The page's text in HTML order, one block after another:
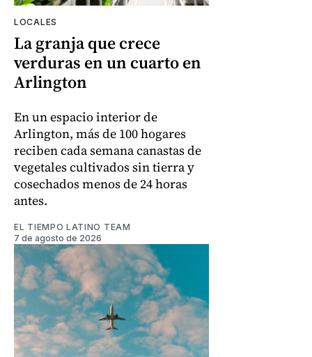
LOCALES
La granja que crece
verduras en un cuarto en
Arlington
En un espacio interior de
Arlington, más de 100 hogares
reciben cada semana canastas de
vegetales cultivados sin tierra y
cosechados menos de 24 horas
antes.
EL TIEMPO LATINO TEAM
7 de agosto de 2026